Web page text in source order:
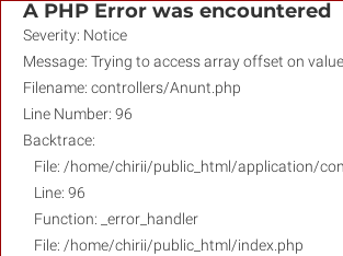
A PHP Error was encountered
Severity: Notice
Message: Trying to access array offset on
Filename: controllers/Anunt.php
Line Number: 96
Backtrace:
File: /home/chirii/public_html/application/
Line: 96
Function: _error_handler
File: /home/chirii/public_html/index.php